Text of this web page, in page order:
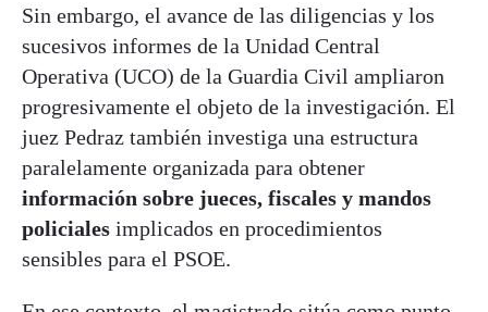
Sin embargo, el avance de las diligencias y los
sucesivos informes de la Unidad Central
Operativa (UCO) de la Guardia Civil ampliaron
progresivamente el objeto de la investigación. El
juez Pedraz también investiga una estructura
paralelamente organizada para obtener
información sobre jueces, fiscales y mandos
policiales implicados en procedimientos
sensibles para el PSOE.